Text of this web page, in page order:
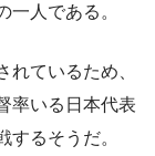
一人である。
ているため、
率いる日本代表
るそうだ。